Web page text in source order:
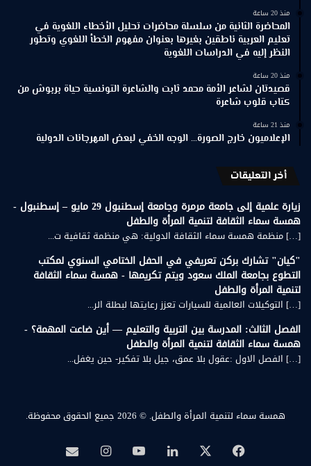
منذ 20 ساعة
المحاضرة الثانية من سلسلة محاضرات تحليل الأخطاء اللغوية في
تعليم العربية ناطقين بغيرها بعنوان مفهوم الخطأ اللغوي وتطور
النظر إليه في الدراسات اللغوية
منذ 20 ساعة
قصيدتان لشاعر الأمة محمد ثابت والشاعرة التونسية حياة بربوش من
كتاب قلوب شاعرة
منذ 21 ساعة
الإعلاميون خارج الصورة… الوجه الخفي لبعض المهرجانات الدولية
أخر التعليقات
زيارة علمية إلى جامعة مرمرة وجامعة إسطنبول 29 مايو – إسطنبول -
همسة سماء الثقافة لتنمية المرأة والطفل
[…] منظمة همسة سماء الثقافة الدولية: هي منظمة ثقافية ت...
"كيان" تشارك بركن تعريفي في الحفل الختامي السنوي لمكتب
التطوع بجامعة الملك سعود ويتم تكريمها - همسة سماء الثقافة
لتنمية المرأة والطفل
[…] التوكيلات العالمية للسيارات تعزز رعايتها لبطلة الر...
الفصل الثالث: المدرسة بين التربية والتعليم — أين ضاعت المهمة؟ -
همسة سماء الثقافة لتنمية المرأة والطفل
[…] الفصل الاول :عقول بلا عمق، جيل بلا تفكير- حين يغفل...
همسة سماء لتنمية المرأة والطفل. © 2026 جميع الحقوق محفوظة.
فيسبوك لينكدإن‫YouTubeانستقرامبريد